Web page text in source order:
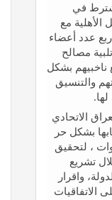
في
الأهلية مع
عدد أعضاء
مصالح
ناخبيهم بشكل
والتنسيق
الاتحادي
بشكل حر
، لتحقيق
تشريع
واقرار
الاتفاقيات